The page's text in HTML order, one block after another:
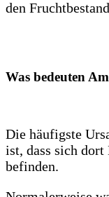
den
Was bedeuten
Die häufigste
ist, dass sich
befinden.